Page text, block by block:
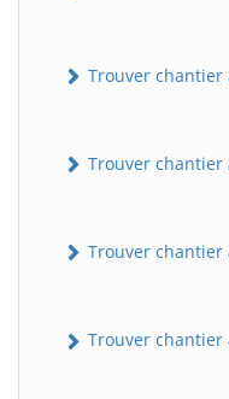
Trouver chantier
Trouver chantier
Trouver chantier
Trouver